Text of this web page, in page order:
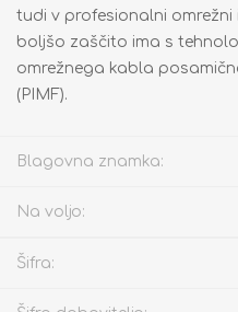
tudi v profesionalni omrežni
boljšo zaščito ima s
omrežnega kabla
(PIMF).
Blagovna znamka:
Na voljo:
Šifra: